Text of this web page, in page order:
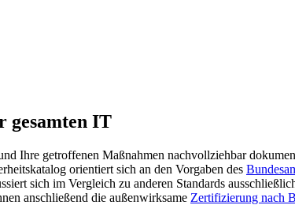
IT
Ihre getroffenen Maßnahmen nachvollziehbar
orientiert sich an den Vorgaben des
sich im Vergleich zu anderen Standards
anschließend die außenwirksame Zertifizierung nach